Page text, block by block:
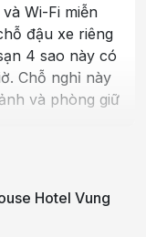
Wi-Fi miễn
đậu xe riêng
4 sao này có
Chỗ nghỉ này
và phòng giữ
House
Tất cả các
Hotel Vung